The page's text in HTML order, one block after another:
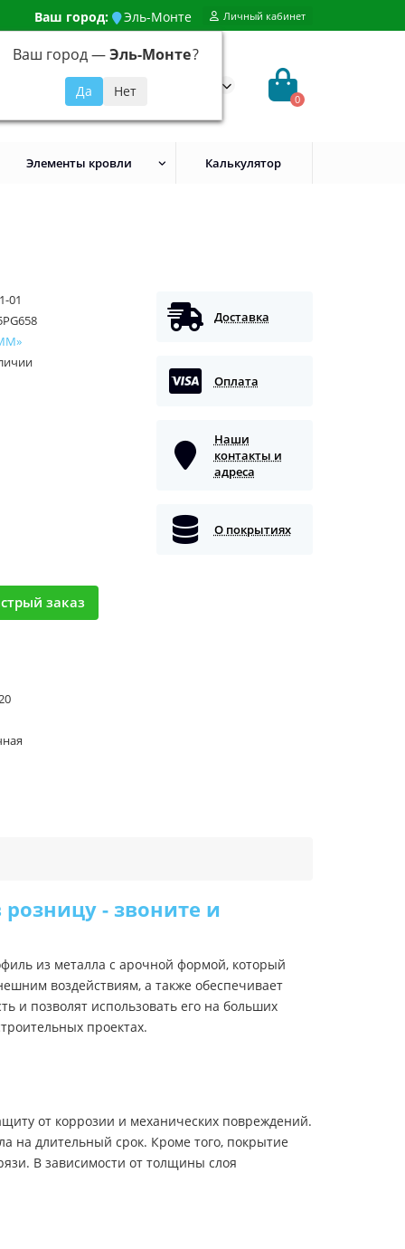
Ваш город: Эль-Монте
Ваш город —Эль-Монте?
Личный кабинет
648-92-94
0
Элементы кровли Калькулятор
01
заказ
Доставка
Оплата
Наши
контакты и
адреса
О покрытиях
- звоните и
из металла с арочной формой, который
воздействиям, а также обеспечивает
и позволят использовать его на больших
проектах.
от коррозии и механических повреждений.
на длительный срок. Кроме того, покрытие
В зависимости от толщины слоя